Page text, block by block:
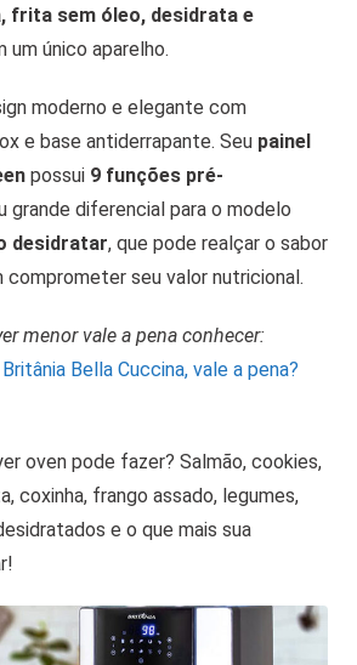
frita sem óleo, desidrata e
um único aparelho.
moderno e elegante com
e base antiderrapante. Seu painel
possui 9 funções pré-
grande diferencial para o modelo
desidratar, que pode realçar o sabor
comprometer seu valor nutricional.
menor vale a pena conhecer:
Bella Cuccina, vale a pena?
oven pode fazer? Salmão, cookies,
coxinha, frango assado, legumes,
e o que mais sua